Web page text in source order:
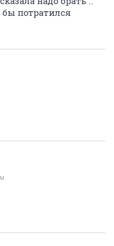
бы потратился